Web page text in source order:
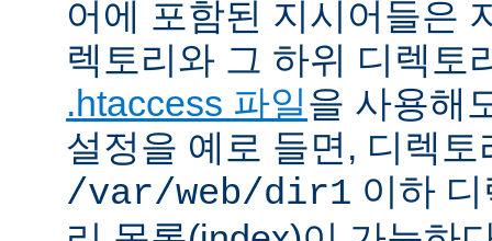
어에 포함된 지시어들은
렉토리와 그 하위 디렉토
.htaccess 파일을 사용해
설정을 예로 들면, 디렉
/var/web/dir1 이하